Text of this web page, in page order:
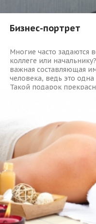
Бизнес-портрет
Многие часто задаются
коллеге или
важная составляющая
человека, ведь это
Такой подарок
бизнесмена, которому
1157